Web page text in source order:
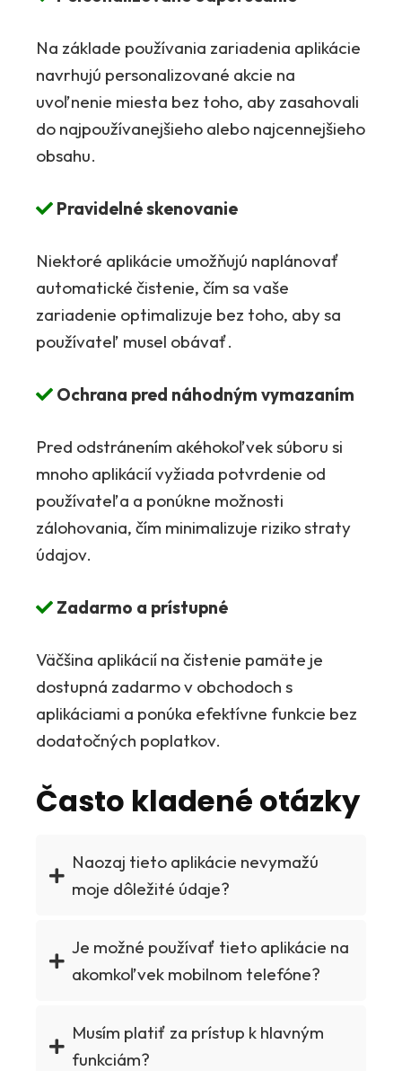
Na základe používania zariadenia aplikácie
navrhujú personalizované akcie na
uvoľnenie miesta bez toho, aby zasahovali
do najpoužívanejšieho alebo najcennejšieho
obsahu.
Pravidelné skenovanie
Niektoré aplikácie umožňujú naplánovať
automatické čistenie, čím sa vaše
zariadenie optimalizuje bez toho, aby sa
používateľ musel obávať.
Ochrana pred náhodným vymazaním
Pred odstránením akéhokoľvek súboru si
mnoho aplikácií vyžiada potvrdenie od
používateľa a ponúkne možnosti
zálohovania, čím minimalizuje riziko straty
údajov.
Zadarmo a prístupné
Väčšina aplikácií na čistenie pamäte je
dostupná zadarmo v obchodoch s
aplikáciami a ponúka efektívne funkcie bez
dodatočných poplatkov.
Často kladené otázky
Naozaj tieto aplikácie nevymažú
moje dôležité údaje?
Je možné používať tieto aplikácie na
akomkoľvek mobilnom telefóne?
Musím platiť za prístup k hlavným
funkciám?